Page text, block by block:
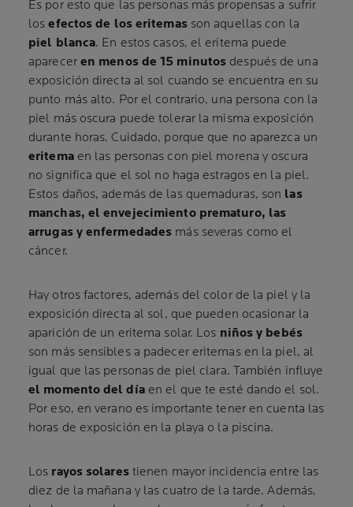
Es por esto que las personas más propensas a sufrir
losefectos de los eritemasson aquellas con la
piel blanca. En estos casos, el eritema puede
aparecer en menos de 15 minutos después de una
exposición directa al sol cuando se encuentra en su
punto más alto. Por el contrario, una persona con la
piel más oscura puede tolerar la misma exposición
durante horas. Cuidado, porque que no aparezca un
eritema en las personas con piel morena y oscura
no significa que el sol no haga estragos en la piel.
Estos daños, además de las quemaduras, son las
manchas, el envejecimiento prematuro, las
arrugas y enfermedades más severas como el
cáncer.
Hay otros factores, además del color de la piel y la
exposición directa al sol, que pueden ocasionar la
aparición de un eritema solar. Los niños y bebés
son más sensibles a padecer eritemas en la piel, al
igual que las personas de piel clara. También influye
el momento del día en el que te esté dando el sol.
Por eso, en verano es importante tener en cuenta las
horas de exposición en la playa o la piscina.
Los rayos solares tienen mayor incidencia entre las
diez de la mañana y las cuatro de la tarde. Además,